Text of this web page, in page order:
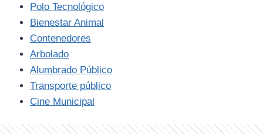
Polo Tecnológico
Bienestar Animal
Contenedores
Arbolado
Alumbrado Público
Transporte público
Cine Municipal